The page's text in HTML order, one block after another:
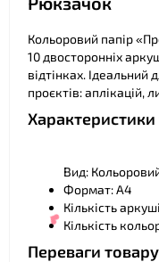
Кольоровий папір
10 двосторонніх
відтінках. Ідеальний
проєктів: аплікацій,
Вид:
Формат: А4
Кількість
Кількість
Переваги товару